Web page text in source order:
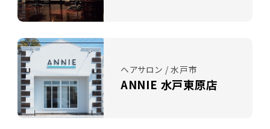
ヘアサロン / 水戸市
ANNIE 水戸東原店